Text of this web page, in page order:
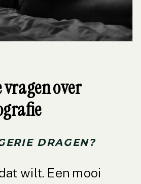
vragen over
DRAGEN?
wilt. Een mooi